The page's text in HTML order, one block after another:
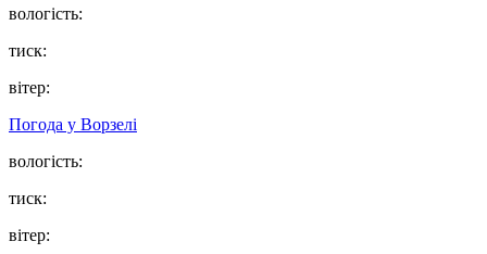
вологість:
тиск:
вітер:
Погода у Ворзелі
вологість:
тиск:
вітер: